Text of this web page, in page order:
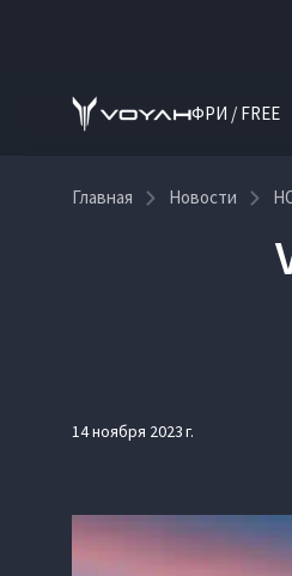
ФРИ / FREE
Главная Новости
14 ноября 2023 г.